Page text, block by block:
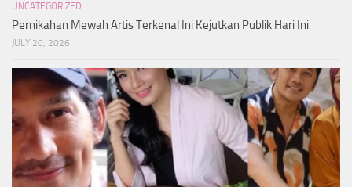
UNCATEGORIZED
Pernikahan Mewah Artis Terkenal Ini Kejutkan Publik Hari Ini
JULY 20, 2026